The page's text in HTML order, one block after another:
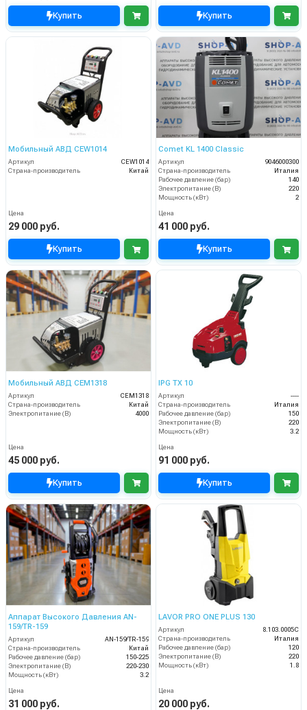
Купить Купить
Мобильный АВД CEW1014
Артикул
CEW1014
Страна-производитель
Китай
Цена
29 000 руб.
Купить
Comet KL 1400 Classic
Артикул
9046000300
Страна-производитель
Италия
Рабочее давление (бар)
140
Электропитание (В)
220
Мощность (кВт)
2
Цена
41 000 руб.
Купить
Мобильный АВД CEM1318
Артикул
CEM1318
Страна-производитель
Китай
Электропитание (В)
4000
Цена
45 000 руб.
Купить
IPG TX 10
Артикул
----
Страна-производитель
Италия
Рабочее давление (бар)
150
Электропитание (В)
220
Мощность (кВт)
3.2
Цена
91 000 руб.
Купить
Аппарат Высокого Давления AN-
159/TR-159
Артикул
AN-159/TR-159
Страна-производитель
Китай
Рабочее давление (бар)
150-225
Электропитание (В)
220-230
Мощность (кВт)
3.2
Цена
31 000 руб.
LAVOR PRO ONE PLUS 130
Артикул
8.103.0005C
Страна-производитель
Италия
Рабочее давление (бар)
120
Электропитание (В)
220
Мощность (кВт)
1.8
Цена
20 000 руб.